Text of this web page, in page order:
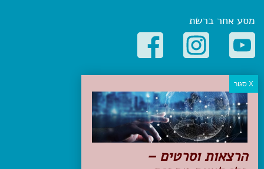
מסע אחר ברשת
קטגוריות פופולריות
יעדים
טיולים בישראל
מלונות בוטיק בישראל
טיפים והמלצות
הכנות לנסיעה
הרצאות וסרטים –